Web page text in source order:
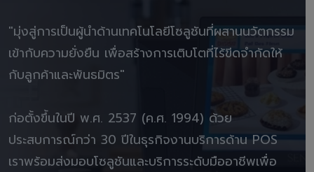
"มุ่งสู่การเป็นผู้นำด้านเทคโนโลยีโซลูชันที่ผสานนวัตกรรม
เข้ากับความยั่งยืน เพื่อสร้างการเติบโตที่ไร้ขีดจำกัดให้
กับลูกค้าและพันธมิตร"
ก่อตั้งขึ้นในปี พ.ศ. 2537 (ค.ศ. 1994) ด้วย
ประสบการณ์กว่า 30 ปีในธุรกิจงานบริการด้าน POS
เราพร้อมส่งมอบโซลูชันและบริการระดับมืออาชีพเพื่อ